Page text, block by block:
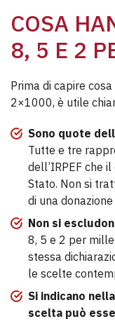
COSA
8, 5 E 2
Prima di capire
2×1000, è utile
Sono quote
Tutte e tre
dell’IRPEF che
Stato. Non si
di una
Non si
8, 5 e 2 per
stessa
le scelte
Si indicano
scelta può